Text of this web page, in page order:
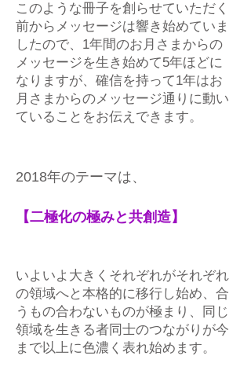
このような冊子を創らせていただく
前からメッセージは響き始めていま
したので、1年間のお月さまからの
メッセージを生き始めて5年ほどに
なりますが、確信を持って1年はお
月さまからのメッセージ通りに動い
ていることをお伝えできます。
2018年のテーマは、
【二極化の極みと共創造】
いよいよ大きくそれぞれがそれぞれ
の領域へと本格的に移行し始め、合
うもの合わないものが極まり、同じ
領域を生きる者同士のつながりが今
まで以上に色濃く表れ始めます。